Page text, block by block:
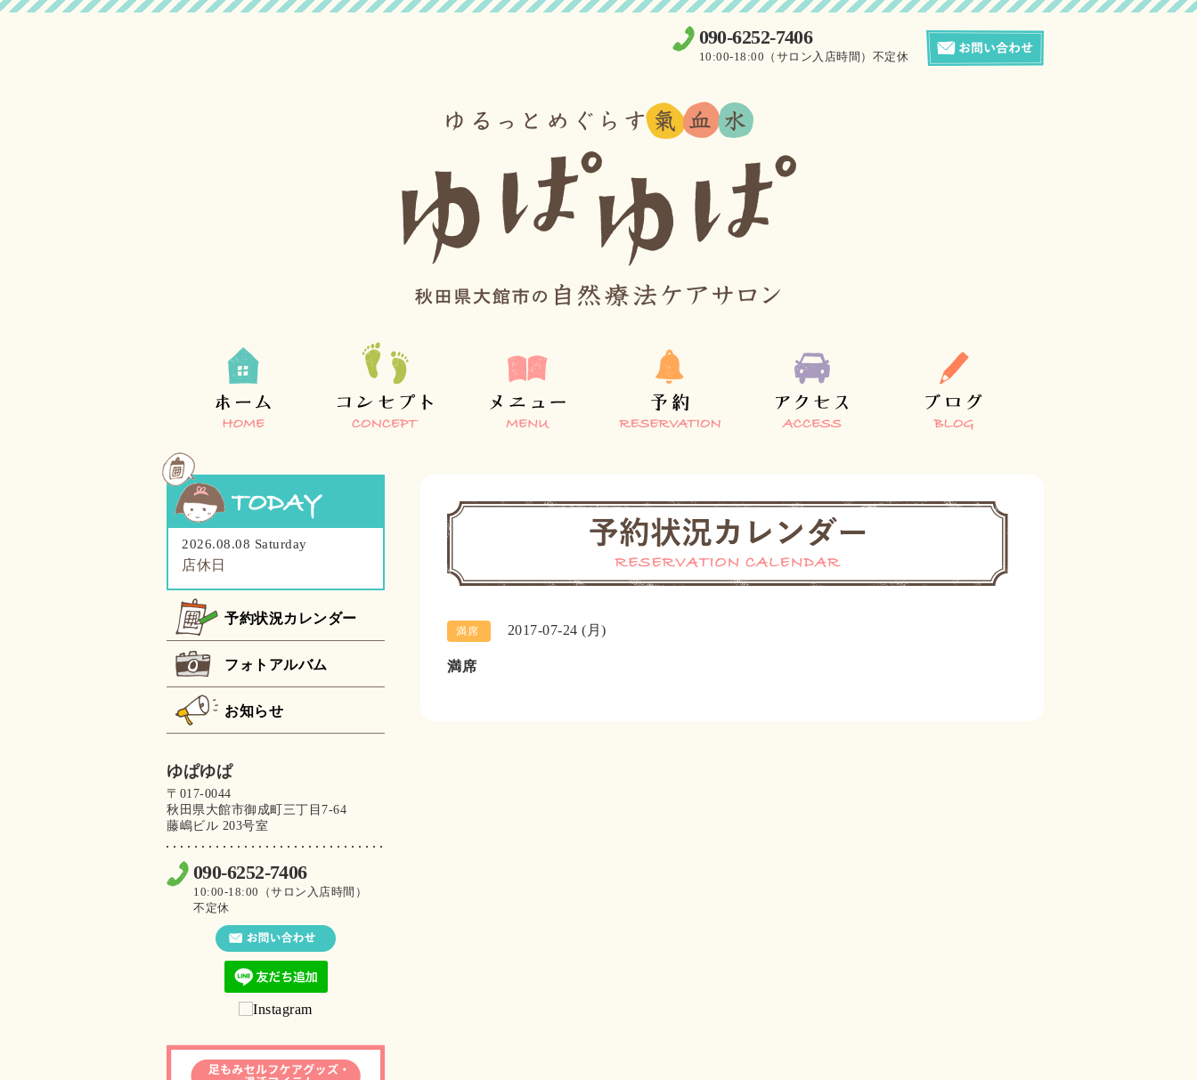
090-6252-7406
10:00-18:00（サロン入店時間）不定休
満席 2017-07-24 (月)
満席
2026.08.08 Saturday
店休日
予約状況カレンダー
フォトアルバム
お知らせ
ゆぱゆぱ
〒017-0044
秋田県大館市御成町三丁目7-64
藤嶋ビル 203号室
090-6252-7406
10:00-18:00（サロン入店時間）
不定休